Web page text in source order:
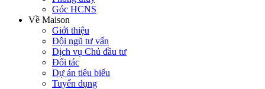
Góc HCNS
Về Maison
Giới thiệu
Đội ngũ tư vấn
Dịch vụ Chủ đầu tư
Đối tác
Dự án tiêu biểu
Tuyển dụng